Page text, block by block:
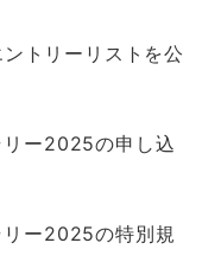
トリーリストを公
ー2025の申し込
ー2025の特別規